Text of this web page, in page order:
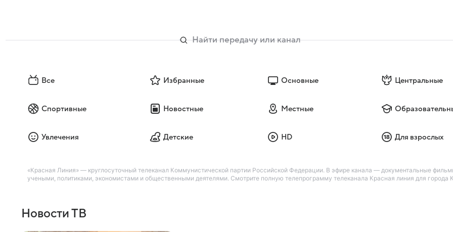
Все Избранные Основные Центральные
Спортивные Новостные Местные
Увлечения Детские HD Для взрослых
«Красная Линия» — круглосуточный телеканал Коммунистической партии Российской Федерации. В эфире канала — документальные
учеными, политиками, экономистами и общественными деятелями. Смотрите полную телепрограмму телеканала Красная линия для города
Новости ТВ